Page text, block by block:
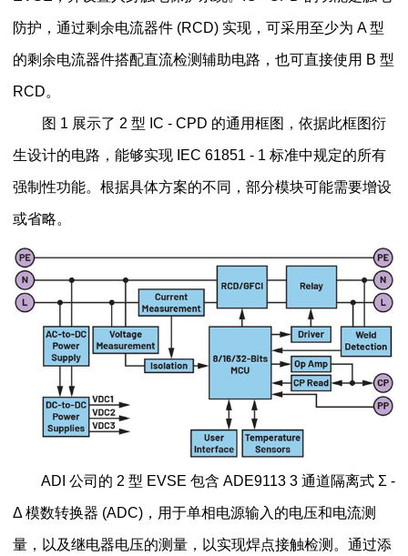
防护，通过剩余电流器件 (RCD) 实现，可采用至少为 A 型
的剩余电流器件搭配直流检测辅助电路，也可直接使用 B 型
RCD。
图 1 展示了 2 型 IC - CPD 的通用框图，依据此框图衍
生设计的电路，能够实现 IEC 61851 - 1 标准中规定的所有
强制性功能。根据具体方案的不同，部分模块可能需要增设
或省略。
ADI 公司的 2 型 EVSE 包含 ADE9113 3 通道隔离式 Σ -
Δ 模数转换器 (ADC)，用于单相电源输入的电压和电流测
量，以及继电器电压的测量，以实现焊点接触检测。通过添